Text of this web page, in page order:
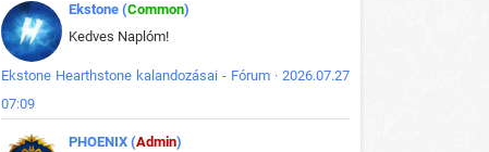
Ekstone (Common)
Kedves Naplóm!
Ekstone Hearthstone kalandozásai - Fórum · 2026.07.27
07:09
PHOENIX (Admin)